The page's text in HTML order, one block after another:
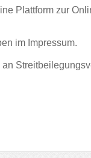
Plattform zur
im Impressum.